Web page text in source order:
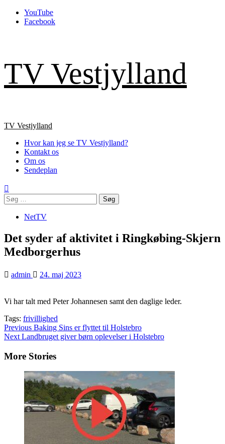
Skip
YouTube
Facebook
TV Vestjylland
Primary
TV Vestjylland
Hvor kan jeg se TV Vestjylland?
Kontakt os
Om os
Sendeplan
Søg
efter:
NetTV
Det syder af aktivitet i Ringkøbing-Skjern
Medborgerhus
admin 24. maj 2023
Vi har talt med Peter Johannesen samt den daglige leder.
Tags: frivillighed
Continue
Reading
Previous Baking Sins er flyttet til Holstebro
Next Landbruget giver børn oplevelser i Holstebro
More Stories